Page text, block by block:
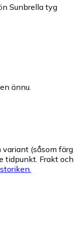
Sunbrella tyg
ännu.
variant (såsom färg
tidpunkt. Frakt och